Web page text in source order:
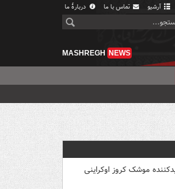
آرشیو تماس با ما دربارهٔ ما
MASHREGH NEWS
موشک کروز اوکراینی